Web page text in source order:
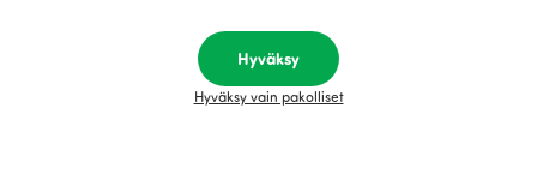
Hyväksy
Hyväksy vain pakolliset